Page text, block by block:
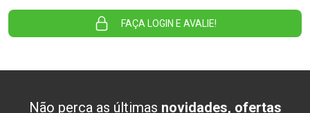
FAÇA LOGIN E AVALIE!
Não perca as últimas novidades, ofertas